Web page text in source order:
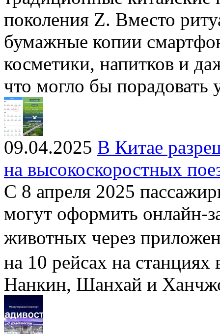
поколения Z. Вместо
бумажные копии
косметики, напитков и
что могло бы
09.04.2025 В Китае
на высокоскоростных
С 8 апреля 2025
могут оформить онлайн-
животных через
на 10 рейсах на
Нанкин, Шанхай и